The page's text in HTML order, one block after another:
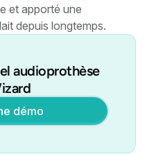
et apporté une
depuis longtemps.
audioprothèse
démo